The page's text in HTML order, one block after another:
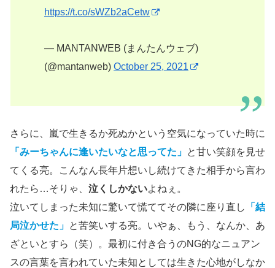
https://t.co/sWZb2aCetw
— MANTANWEB (まんたんウェブ)
(@mantanweb) October 25, 2021
さらに、嵐で生きるか死ぬかという空気になっていた時に
「みーちゃんに逢いたいなと思ってた」 と甘い笑顔を見せ
てくる亮。こんなん長年片想いし続けてきた相手から言わ
れたら…そりゃ、 泣くしかないよねぇ。
泣いてしまった未知に驚いて慌ててその隣に座り直し
「結
局泣かせた」 と苦笑いする亮。いやぁ、もう、なんか、あ
ざといとすら（笑）。最初に付き合うのNG的なニュアン
スの言葉を言われていた未知としては生きた心地がしなか